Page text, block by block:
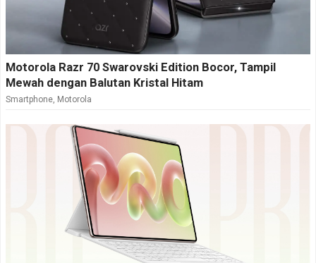
Motorola Razr 70 Swarovski Edition Bocor, Tampil
Mewah dengan Balutan Kristal Hitam
Smartphone Motorola